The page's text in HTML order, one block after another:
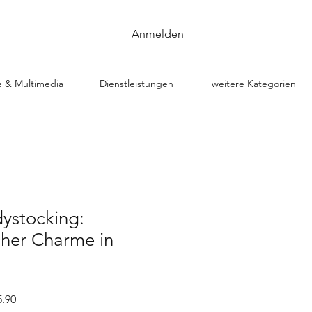
Anmelden
& Multimedia Dienstleistungen weitere Kategorien
Charme in
Sale-